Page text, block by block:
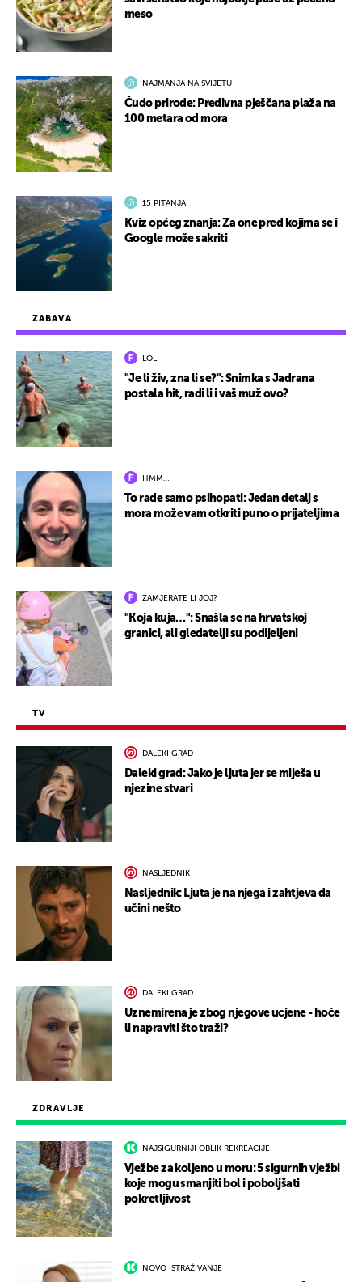
ZDRAVLJE
NAJSIGURNIJI OBLIK REKREACIJE
Vježbe za koljeno u moru: 5 sigurnih vježbi
koje mogu smanjiti bol i poboljšati
pokretljivost
NOVO ISTRAŽIVANJE
ZABAVA
LOL
"Je li živ, zna li se?": Snimka s Jadrana
postala hit, radi li i vaš muž ovo?
HMM…
To rade samo psihopati: Jedan detalj s
mora može vam otkriti puno o prijateljima
ZAMJERATE LI JOJ?
"Koja kuja…": Snašla se na hrvatskoj
granici, ali gledatelji su podijeljeni
TV
DALEKI GRAD
Daleki grad: Jako je ljuta jer se miješa u
njezine stvari
NASLJEDNIK
Nasljednik: Ljuta je na njega i zahtjeva da
učini nešto
DALEKI GRAD
Uznemirena je zbog njegove ucjene - hoće
li napraviti što traži?
meso
NAJMANJA NA SVIJETU
Čudo prirode: Predivna pješčana plaža na
100 metara od mora
15 PITANJA
Kviz općeg znanja: Za one pred kojima se i
Google može sakriti